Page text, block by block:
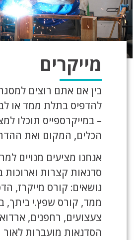
מייקרים
בין אם אתם רוצים
להדפיס בתלת ממד או
– במייקרספייס תוכלו
הכלים, המקום ואת
אנחנו מציעים מנויים
סדנאות קצרות וארוכות
נושאים: קורס מייקרז,
ממד, קורס שפץ.י ביתך,
צעצועים, רחפנים,
הסדנאות מועברות לאור